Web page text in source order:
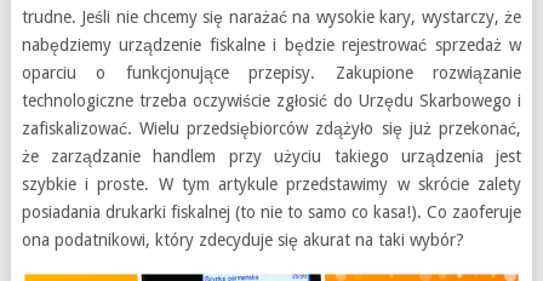
trudne. Jeśli nie chcemy się narażać na wysokie kary, wystarczy, że
nabędziemy urządzenie fiskalne i będzie rejestrować sprzedaż w
oparciu o funkcjonujące przepisy. Zakupione rozwiązanie
technologiczne trzeba oczywiście zgłosić do Urzędu Skarbowego i
zafiskalizować. Wielu przedsiębiorców zdążyło się już przekonać,
że zarządzanie handlem przy użyciu takiego urządzenia jest
szybkie i proste. W tym artykule przedstawimy w skrócie zalety
posiadania drukarki fiskalnej (to nie to samo co kasa!). Co zaoferuje
ona podatnikowi, który zdecyduje się akurat na taki wybór?